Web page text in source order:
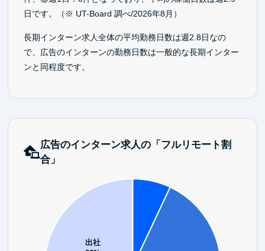
日です。（※ UT-Board 調べ/2026年8月）
長期インターン求人全体の平均勤務日数は週2.8日なの
で、広告のインターンの勤務日数は一般的な長期インター
ンと同程度です。
広告のインターン求人の「フルリモート割
合」